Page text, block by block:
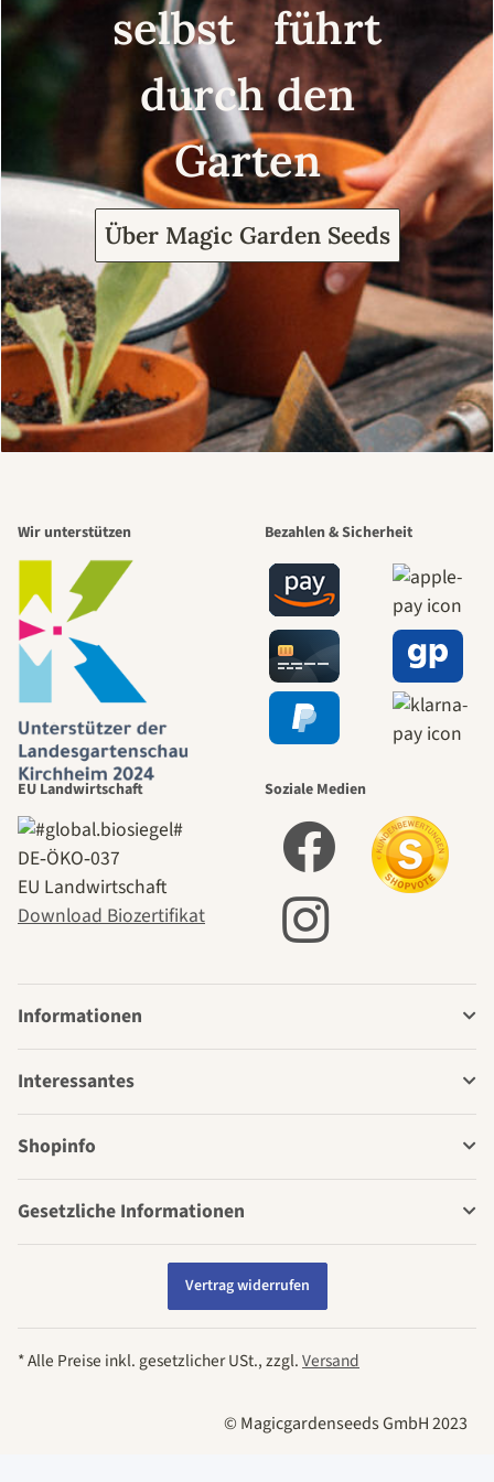
selbst führt
durch den
Garten
Über Magic Garden Seeds
Wir unterstützen Bezahlen & Sicherheit
EU Landwirtschaft
DE‑ÖKO‑037
EU Landwirtschaft
Download Biozertifikat
Soziale Medien
Informationen
Interessantes
Shopinfo
Gesetzliche Informationen
Vertrag widerrufen
* Alle Preise inkl. gesetzlicher USt., zzgl.Versand
© Magicgardenseeds GmbH 2023